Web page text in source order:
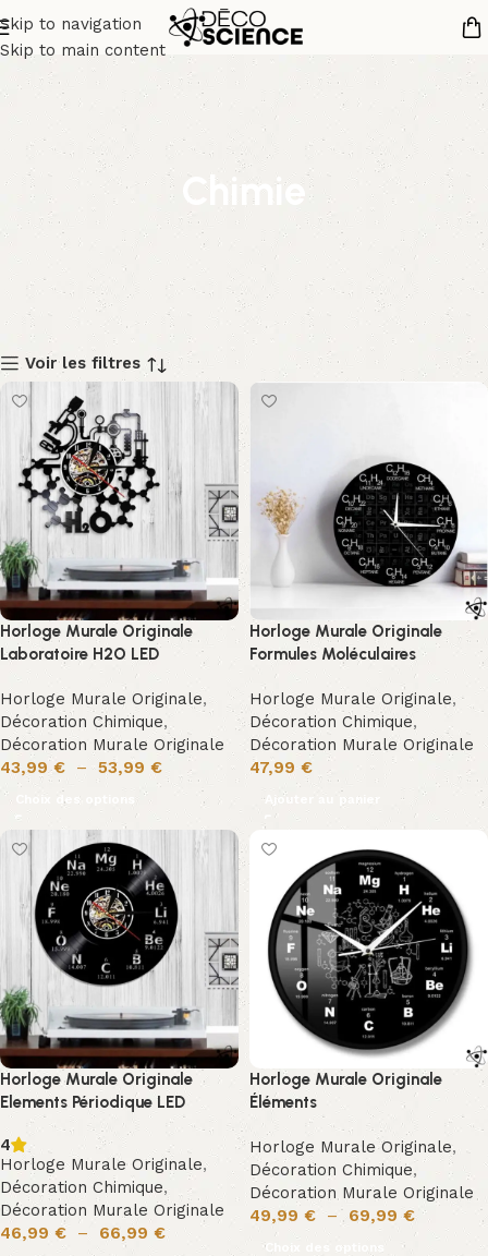
Skip to navigation
Skip to main content
Chimie
Voir les filtres
Horloge Murale Originale
Laboratoire H2O LED
Horloge Murale Originale,
Décoration Chimique,
Décoration Murale Originale
43,99€ – 53,99 €
Choix des options
Horloge Murale Originale
Formules Moléculaires
Horloge Murale Originale,
Décoration Chimique,
Décoration Murale Originale
47,99 €
Ajouter au panier
Horloge Murale Originale
Elements Périodique LED
4
Horloge Murale Originale,
Décoration Chimique,
Décoration Murale Originale
46,99 € – 66,99 €
Horloge Murale Originale
Éléments
Horloge Murale Originale,
Décoration Chimique,
Décoration Murale Originale
49,99 € – 69,99€
Choix des options